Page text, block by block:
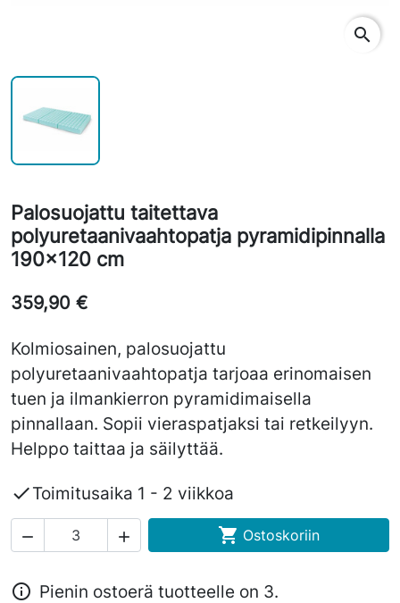
search
Palosuojattu taitettava
polyuretaanivaahtopatja pyramidipinnalla
190x120 cm
359,90 €
Kolmiosainen, palosuojattu
polyuretaanivaahtopatja tarjoaa erinomaisen
tuen ja ilmankierron pyramidimaisella
pinnallaan. Sopii vieraspatjaksi tai retkeilyyn.
Helppo taittaa ja säilyttää.
Toimitusaika 1 - 2 viikkoa
   Ostoskoriin
 Pienin ostoerä tuotteelle on 3.